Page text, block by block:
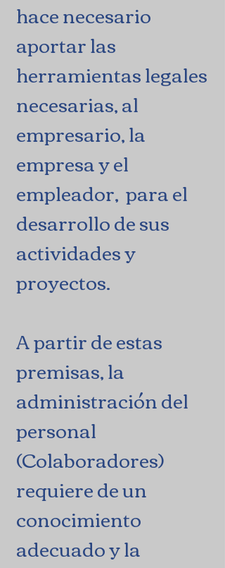
hace necesario
aportar las
herramientas legales
necesarias, al
empresario, la
empresa y el
empleador, para el
desarrollo de sus
actividades y
proyectos.
A partir de estas
premisas, la
administración del
personal
(Colaboradores)
requiere de un
conocimiento
adecuado y la